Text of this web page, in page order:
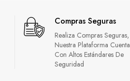
Compras Seguras
Realiza Compras Seguras,
Nuestra Plataforma Cuenta
Con Altos Estándares De
Seguridad